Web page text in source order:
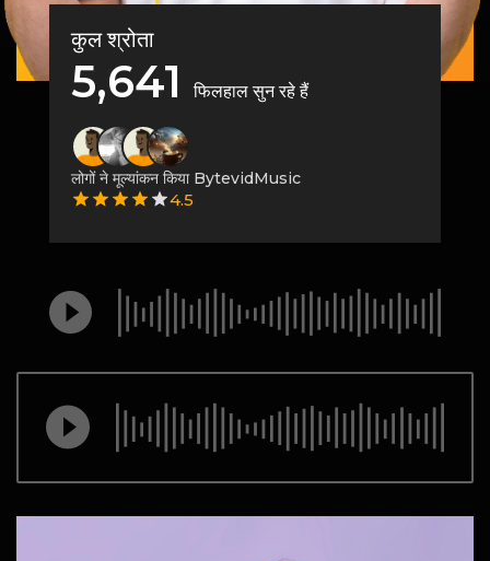
कुल श्रोता
5,641फिलहाल सुन रहे हैं
लोगों ने मूल्यांकन किया BytevidMusic
4.5